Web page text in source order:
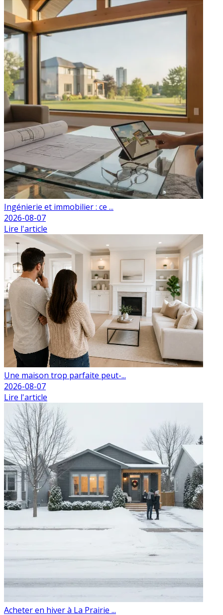
Ingénierie et immobilier : ce ...
2026-08-07
Lire l'article
Une maison trop parfaite peut-...
2026-08-07
Lire l'article
Acheter en hiver à La Prairie ...